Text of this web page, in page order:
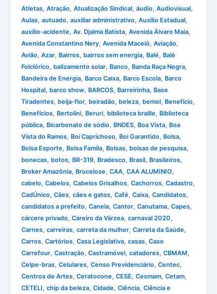
Atletas,Atração,Atualização Sindical,áudio,Audiovisual,
Aulas,autuado,auxiliar administrativo,Auxilio Estadual,
auxílio-acidente,Av. Djalma Batista,Avenida Álvaro Maia,
Avenida Constantino Nery,Avenida Maceió,Aviação,
Avião,Azar, Bairros, bairros sem energia, Balé, Balé
Folclórico, balizamento solar, Banco, Banda Raça Negra,
Bandeira de Energia, Barco Caixa, Barco Escola, Barco
Hospital, barco show, BARCOS, Barreirinha, Base
Tiradentes, beija-flor, beiradão, beleza, bemol, Benefício,
Benefícios, Bertolini, Beruri, biblioteca braille, Biblioteca
pública, Bicarbonato de sódio, BNDES, Boa Vista, Boa
Vista do Ramos, Boi Caprichoso, Boi Garantido, Bolsa,
Bolsa Esporte, Bolsa Famíla, Bolsas, bolsas de pesquisa,
bonecas, botos, BR-319, Bradesco, Brasil, Brasileiros,
Broker Amazônia, Brucelose,CAA,CAA ALUMINIO,
cabelo,Cabelos,Cabelos Grisalhos,Cachorros,Cadastro,
CadÚnico,Cães,cães e gatos,Café,Caixa,Candidatos,
candidatos a prefeito,Canela,Cantor,Canutama,Capes,
cárcere privado,Careiro da Várzea,carnaval 2020,
Carnes,carreiras,carreta da mulher,Carreta da Saúde,
Carros,Cartórios,Casa Legislativa,casas,Caso
Carrefour,Castração,Castramóvel,catadores,CBMAM,
Celpe-bras,Celulares,Censo Previdenciário,Centec,
Centros de Artes,Ceratocone,CESE,Cesmam,Cetam,
CETELI,chip da beleza,Cidade,Ciência,Ciência e